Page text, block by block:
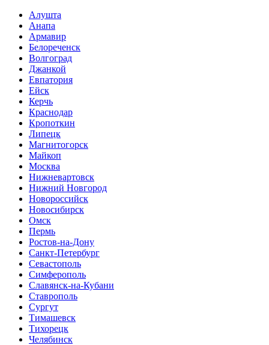
Алушта
Анапа
Армавир
Белореченск
Волгоград
Джанкой
Евпатория
Ейск
Керчь
Краснодар
Кропоткин
Липецк
Магнитогорск
Майкоп
Москва
Нижневартовск
Нижний Новгород
Новороссийск
Новосибирск
Омск
Пермь
Ростов-на-Дону
Санкт-Петербург
Севастополь
Симферополь
Славянск-на-Кубани
Ставрополь
Сургут
Тимашевск
Тихорецк
Челябинск